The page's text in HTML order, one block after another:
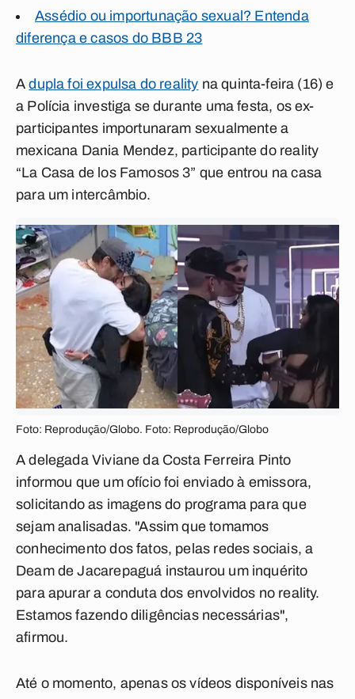
Assédio ou importunação sexual? Entenda
diferença e casos do BBB 23
Adupla foi expulsa do reality na quinta-feira (16) e
a Polícia investiga se durante uma festa, os ex-
participantes importunaram sexualmente a
mexicana Dania Mendez, participante do reality
“La Casa de los Famosos 3” que entrou na casa
para um intercâmbio.
Foto: Reprodução/Globo. Foto: Reprodução/Globo
A delegada Viviane da Costa Ferreira Pinto
informou que um ofício foi enviado à emissora,
solicitando as imagens do programa para que
sejam analisadas. "Assim que tomamos
conhecimento dos fatos, pelas redes sociais, a
Deam de Jacarepaguá instaurou um inquérito
para apurar a conduta dos envolvidos no reality.
Estamos fazendo diligências necessárias",
afirmou.
Até o momento, apenas os vídeos disponíveis nas